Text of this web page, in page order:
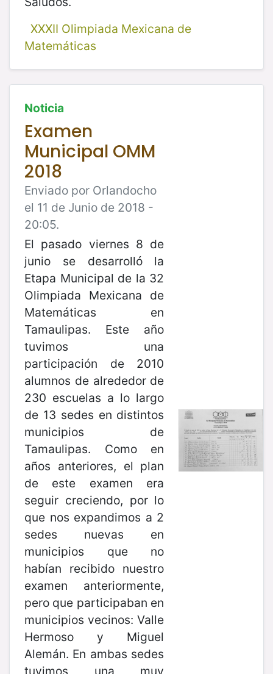
XXXII Olimpiada Mexicana de
Matemáticas
Noticia
Examen
Municipal OMM
2018
Enviado por Orlandocho
el 11 de Junio de 2018 -
20:05.
El pasado viernes 8 de
junio se desarrolló la
Etapa Municipal de la 32
Olimpiada Mexicana de
Matemáticas en
Tamaulipas. Este año
tuvimos una
participación de 2010
alumnos de alrededor de
230 escuelas a lo largo
de 13 sedes en distintos
municipios de
Tamaulipas. Como en
años anteriores, el plan
de este examen era
seguir creciendo, por lo
que nos expandimos a 2
sedes nuevas en
municipios que no
habían recibido nuestro
examen anteriormente,
pero que participaban en
municipios vecinos: Valle
Hermoso y Miguel
Alemán. En ambas sedes
tuvimos una muy